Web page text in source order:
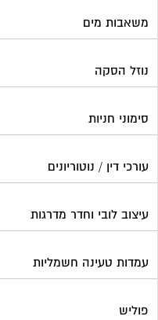
משאבות מים
נוזל הסקה
סימוני חניות
עורכי דין / נוטוריונים
עיצוב לובי וחדר מדרגות
עמדות טעינה חשמליות
פוליש